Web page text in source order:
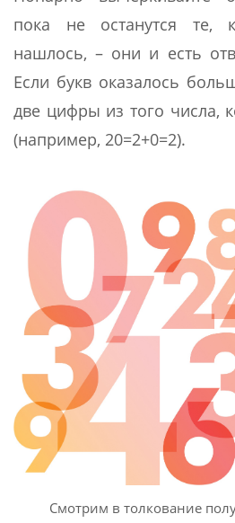
пока не останутся те,
нашлось, – они и есть
Если букв оказалось
две цифры из того числа,
(например, 20=2+0=2).
Смотрим в толкование